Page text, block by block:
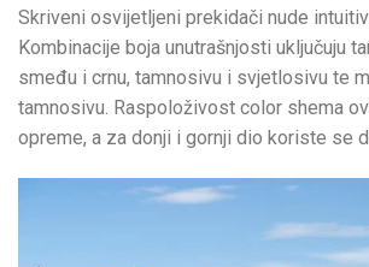
Skriveni osvijetljeni prekidači nude
Kombinacije boja unutrašnjosti uključuju
smeđu i crnu, tamnosivu i svjetlosivu te
tamnosivu. Raspoloživost color shema
opreme, a za donji i gornji dio koriste se